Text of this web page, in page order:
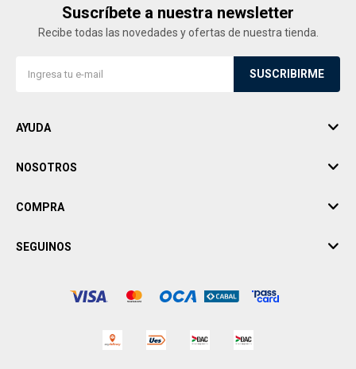
Suscríbete a nuestra newsletter
Recibe todas las novedades y ofertas de nuestra tienda.
SUSCRIBIRME
AYUDA
NOSOTROS
COMPRA
SEGUINOS